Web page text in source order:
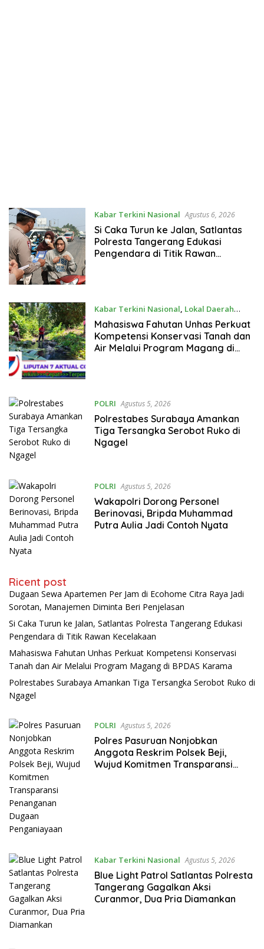
Kabar Terkini Nasional Agustus 6, 2026
Si Caka Turun ke Jalan, Satlantas
Polresta Tangerang Edukasi
Pengendara di Titik Rawan
Kabar Terkini Nasional, Lokal Daerah
Agustus 6, 2026
Mahasiswa Fahutan Unhas Perkuat
Kompetensi Konservasi Tanah dan
Air Melalui Program Magang di
POLRI Agustus 5, 2026
Polrestabes Surabaya Amankan
Tiga Tersangka Serobot Ruko di
Ngagel
POLRI Agustus 5, 2026
Wakapolri Dorong Personel
Berinovasi, Bripda Muhammad
Putra Aulia Jadi Contoh Nyata
Ricent post
Dugaan Sewa Apartemen Per Jam di Ecohome Citra Raya Jadi
Sorotan, Manajemen Diminta Beri Penjelasan
Si Caka Turun ke Jalan, Satlantas Polresta Tangerang Edukasi
Pengendara di Titik Rawan Kecelakaan
Mahasiswa Fahutan Unhas Perkuat Kompetensi Konservasi
Tanah dan Air Melalui Program Magang di BPDAS Karama
Polrestabes Surabaya Amankan Tiga Tersangka Serobot Ruko di
Ngagel
POLRI Agustus 5, 2026
Polres Pasuruan Nonjobkan
Anggota Reskrim Polsek Beji,
Wujud Komitmen Transparansi
Kabar Terkini Nasional Agustus 5, 2026
Blue Light Patrol Satlantas Polresta
Tangerang Gagalkan Aksi